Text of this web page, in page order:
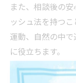
また、相談後の
ッシュ法を持つ
運動、自然の中
に役立ちます。
「心がしんどい